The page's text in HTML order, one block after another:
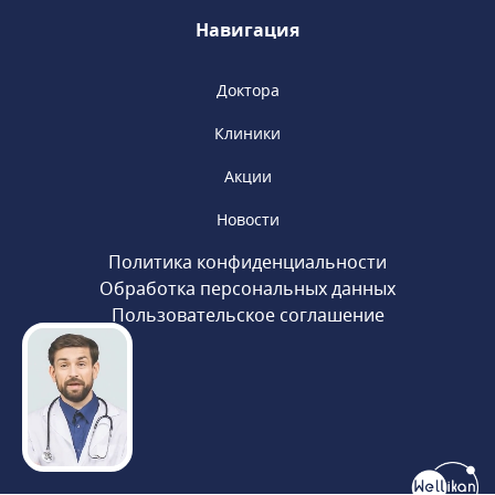
Навигация
Доктора
Клиники
Акции
Новости
Политика конфиденциальности
Обработка персональных данных
Пользовательское соглашение